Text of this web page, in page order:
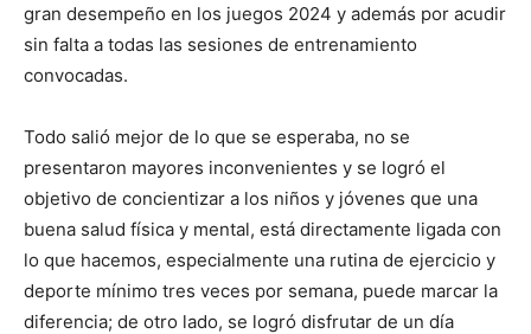
gran desempeño en los juegos 2024 y además por acudir
sin falta a todas las sesiones de entrenamiento
convocadas.
Todo salió mejor de lo que se esperaba, no se
presentaron mayores inconvenientes y se logró el
objetivo de concientizar a los niños y jóvenes que una
buena salud física y mental, está directamente ligada con
lo que hacemos, especialmente una rutina de ejercicio y
deporte mínimo tres veces por semana, puede marcar la
diferencia; de otro lado, se logró disfrutar de un día